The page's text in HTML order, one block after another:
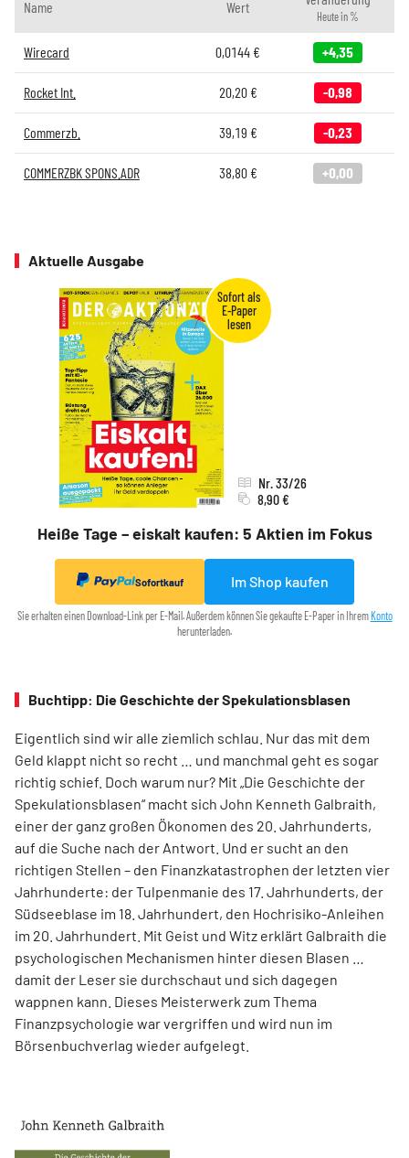
Name Wert
Heute in %
Wirecard 0,0144 € +4,35
Rocket Int. 20,20€ -0,98
Commerzb. 39,19 € -0,23
COMMERZBK SPONS.ADR 38,80€ +0,00
Aktuelle Ausgabe
Heiße Tage – eiskalt kaufen: 5 Aktien im Fokus
Nr. 33/26
8,90 €
Sofortkauf Im Shop kaufen
Sie erhalten einen Download-Link per E-Mail. Außerdem können Sie gekaufte E-Paper in Ihrem Konto
herunterladen.
Buchtipp: Die Geschichte der Spekulationsblasen
Eigentlich sind wir alle ziemlich schlau. Nur das mit dem
Geld klappt nicht so recht … und manchmal geht es sogar
richtig schief. Doch warum nur? Mit „Die Geschichte der
Spekulationsblasen“ macht sich John Kenneth Galbraith,
einer der ganz großen Ökonomen des 20. Jahrhunderts,
auf die Suche nach der Antwort. Und er sucht an den
richtigen Stellen – den Finanz­katas­trophen der letzten vier
Jahrhunderte: der Tulpenmanie des 17. Jahrhunderts, der
Südseeblase im 18. Jahrhundert, den Hochrisiko-Anleihen
im 20. Jahrhundert. Mit Geist und Witz erklärt Gal­braith die
psychologischen Mechanismen hinter diesen Blasen …
damit der Leser sie durchschaut und sich dagegen
wappnen kann. Dieses Meisterwerk zum Thema
Finanzpsychologie war vergriffen und wird nun im
Börsenbuchverlag wieder aufgelegt.